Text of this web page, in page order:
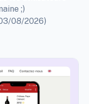
;)
08/2026)